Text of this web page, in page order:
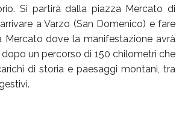
Si partirà dalla piazza Mercato di
a Varzo (San Domenico) e fare
Mercato dove la manifestazione avrà
un percorso di 150 chilometri che
di storia e paesaggi montani, tra